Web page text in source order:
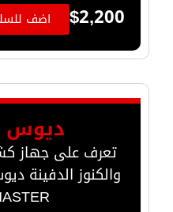
$2,200 اضف
ديوس 2 ماستر
تعرف على جهاز
–